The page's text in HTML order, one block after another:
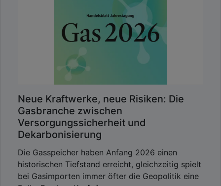
Neue Kraftwerke, neue Risiken: Die
Gasbranche zwischen
Versorgungssicherheit und
Dekarbonisierung
Die Gasspeicher haben Anfang 2026 einen
historischen Tiefstand erreicht, gleichzeitig spielt
bei Gasimporten immer öfter die Geopolitik eine